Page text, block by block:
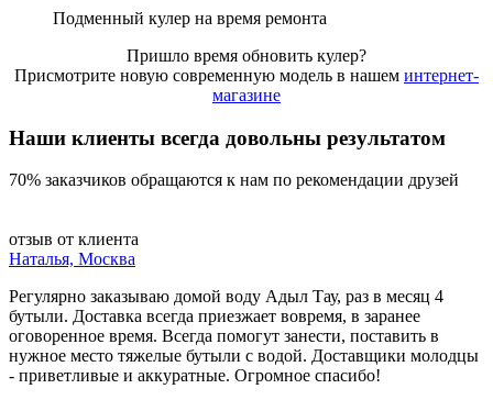
Подменный кулер на время ремонта
Пришло время обновить кулер?
Присмотрите новую современную модель в нашем интернет-
магазине
Наши клиенты всегда довольны результатом
70% заказчиков обращаются к нам по рекомендации друзей
отзыв от клиента
Наталья, Москва
Регулярно заказываю домой воду Адыл Тау, раз в месяц 4
бутыли. Доставка всегда приезжает вовремя, в заранее
оговоренное время. Всегда помогут занести, поставить в
нужное место тяжелые бутыли с водой. Доставщики молодцы
- приветливые и аккуратные. Огромное спасибо!